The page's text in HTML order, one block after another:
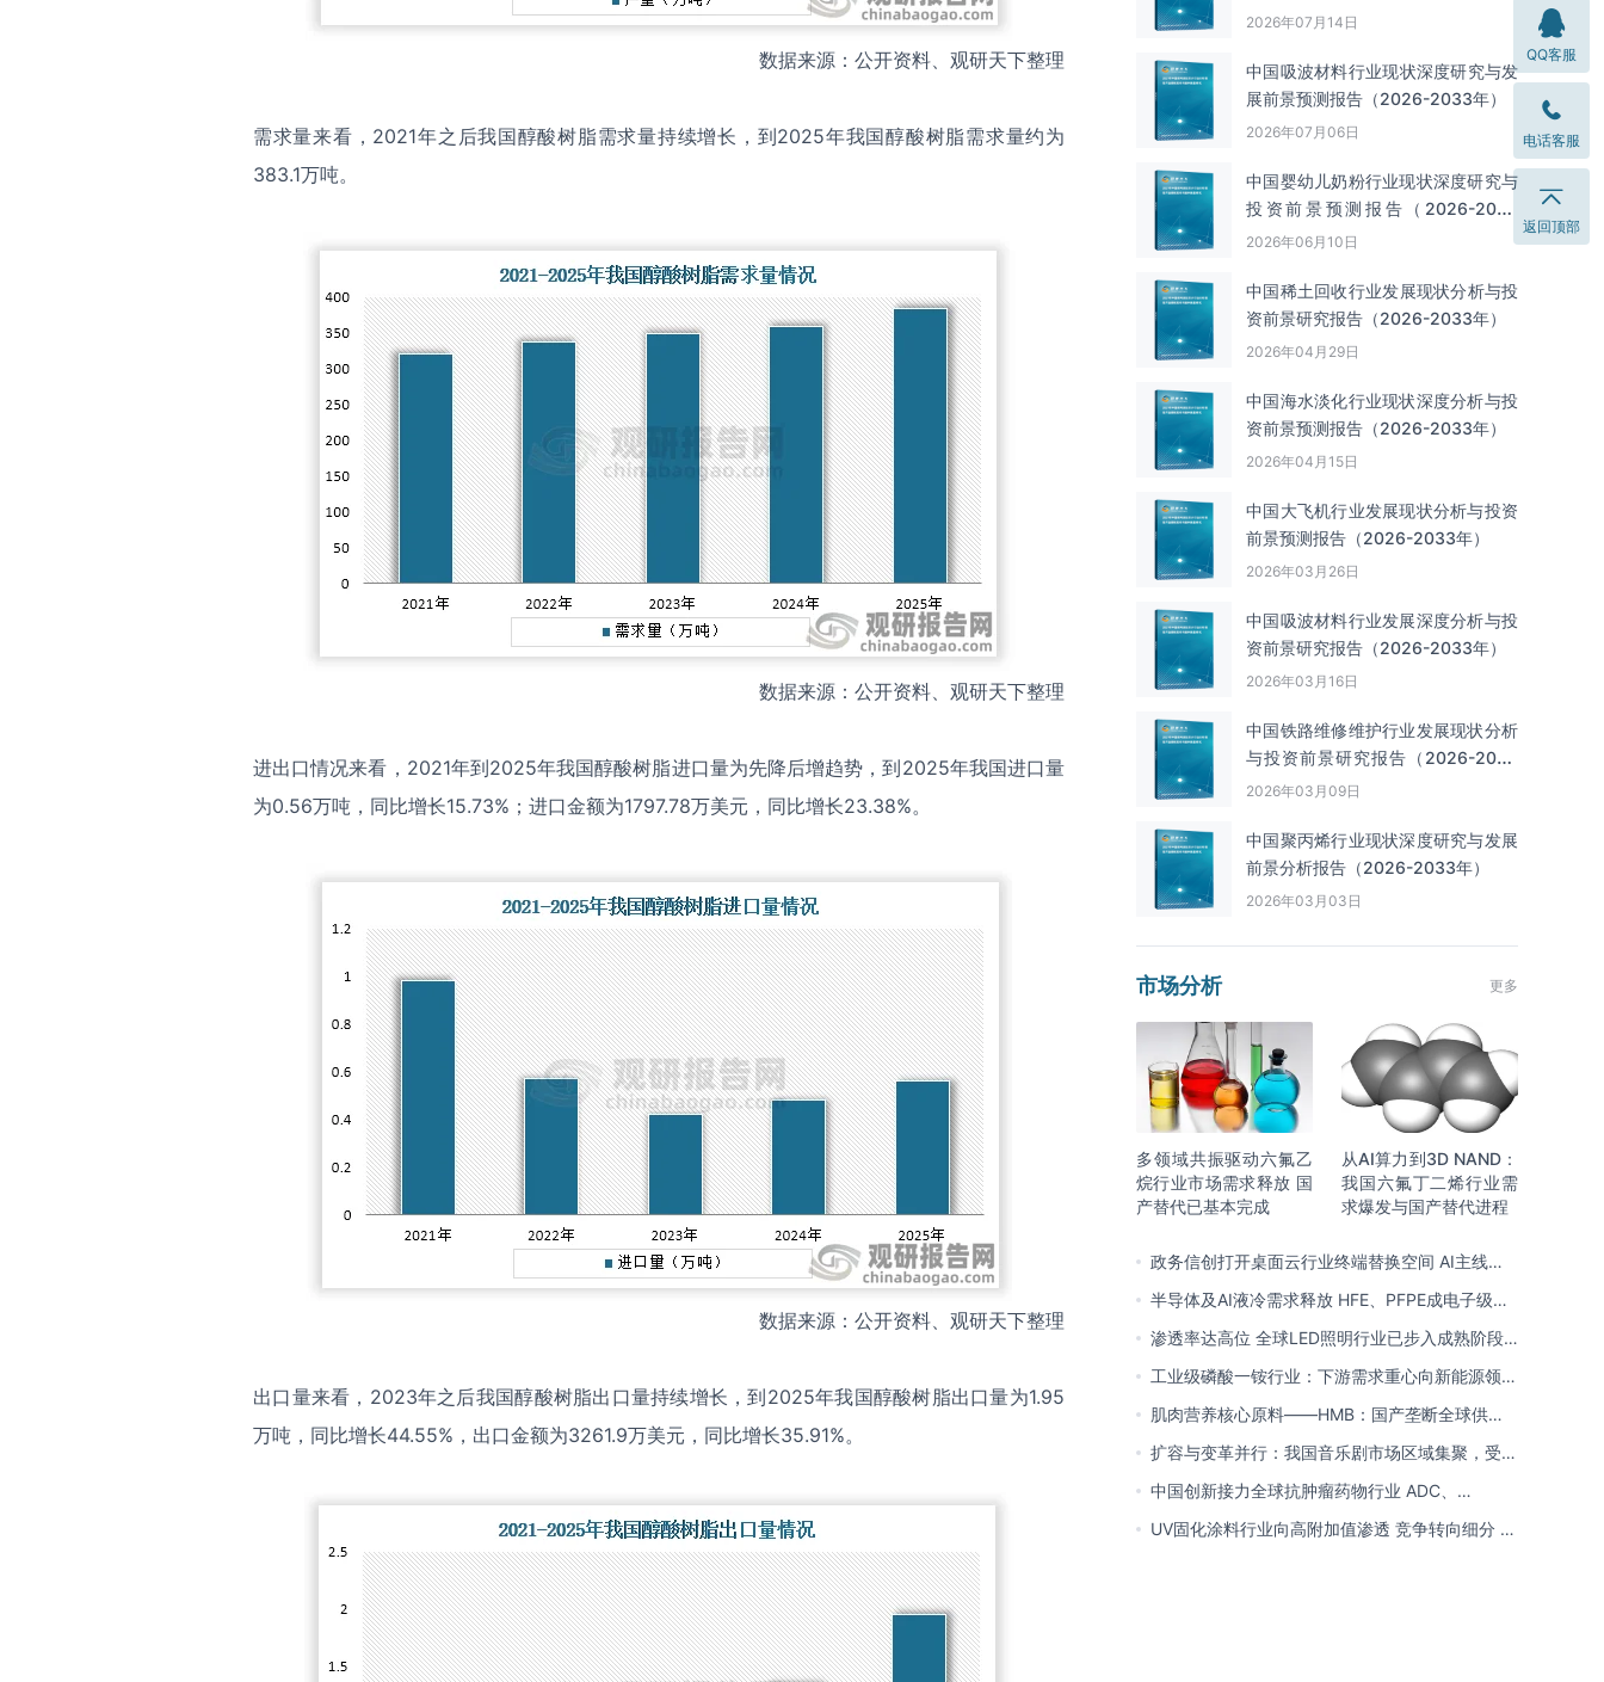
数据来源：公开资料、观研天下整理
需求量来看，2021年之后我国醇酸树脂需求量持续增长，到2025年我国醇酸树脂需求量约为
383.1万吨。
数据来源：公开资料、观研天下整理
进出口情况来看，2021年到2025年我国醇酸树脂进口量为先降后增趋势，到2025年我国进口量
为0.56万吨，同比增长15.73%；进口金额为1797.78万美元，同比增长23.38%。
数据来源：公开资料、观研天下整理
出口量来看，2023年之后我国醇酸树脂出口量持续增长，到2025年我国醇酸树脂出口量为1.95
万吨，同比增长44.55%，出口金额为3261.9万美元，同比增长35.91%。
2026年07月14日
中国吸波材料‌‌‌行业现状深度研究与发
展前景预测报告（2026-2033年）
2026年07月06日
中国婴幼儿奶粉行业现状深度研究与
投资前景预测报告（2026-2033
年）
2026年06月10日
中国‌‌稀土回收‌‌行业发展现状分析与投
资前景研究报告（2026-2033年）
2026年04月29日
中国海水淡化行业现状深度分析与投
资前景预测报告（2026-2033年）
2026年04月15日
中国大飞机行业发展现状分析与投资
前景预测报告（2026-2033年）
2026年03月26日
中国吸波材料行业发展深度分析与投
资前景研究报告（2026-2033年）
2026年03月16日
中国铁路维修维护行业发展现状分析
与投资前景研究报告（2026-2033
年）
2026年03月09日
中国聚丙烯行业现状深度研究与发展
前景分析报告（2026-2033年）
2026年03月03日
市场分析 更多
多领域共振驱动六氟乙
烷行业市场需求释放 国
产替代已基本完成
从AI算力到3D NAND：
我国六氟丁二烯行业需
求爆发与国产替代进程
政务信创打开桌面云行业终端替换空间 AI主线重
塑竞争逻辑 中国本土厂商全面反超
半导体及AI液冷需求释放 HFE、PFPE成电子级氟
化液行业主流 3M退场下国产高端突破加速
渗透率达高位 全球LED照明行业已步入成熟阶段
未来将向集成化、智能化方向演进
工业级磷酸一铵行业：下游需求重心向新能源领域
转移 产业链一体化趋势清晰
肌肉营养核心原料——HMB：国产垄断全球供给
市场 龙头构筑全方位竞争壁垒
扩容与变革并行：我国音乐剧市场区域集聚，受众
群体更新，内容生态持续完善
中国创新接力全球抗肿瘤药物行业 ADC、
CDK4/6与BTK引领 医保落地促专特药双渠道格局
UV固化涂料行业向高附加值渗透 竞争转向细分 恒
QQ客服
电话客服
返回顶部